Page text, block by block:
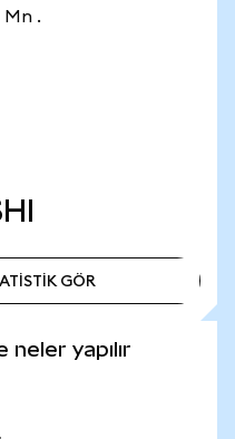
Mn .
GÖR
neler yapılır